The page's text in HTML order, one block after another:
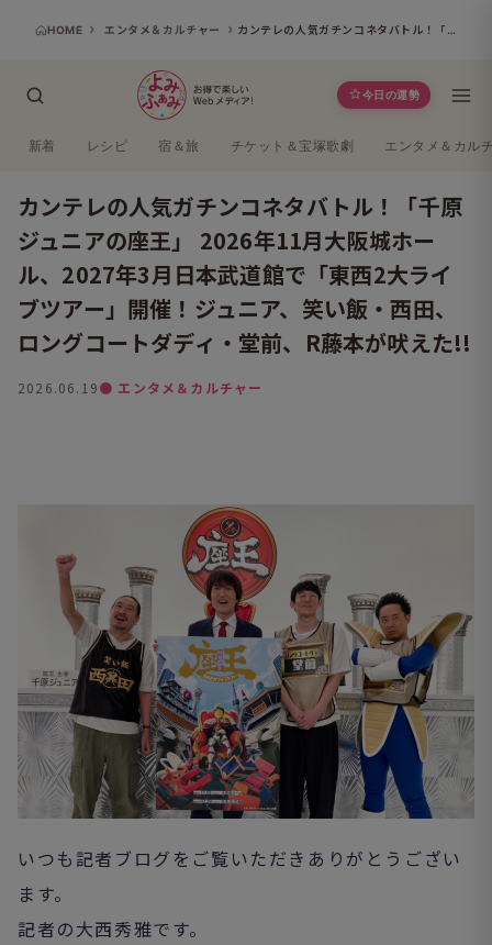
HOME エンタメ＆カルチャー カンテレの人気ガチンコネタバトル！「千原ジュニアの座王」 2026年11月大阪城ホール、2027年3月日本武道館で「東西2大ライブツアー」開催！ジュニア、笑い飯・西田、ロングコートダディ・堂前、R藤本が吠えた!!
今日の運勢
新着 レシピ 宿＆旅 チケット＆宝塚歌劇 エンタメ＆カル
カンテレの人気ガチンコネタバトル！「千原
ジュニアの座王」 2026年11月大阪城ホー
ル、2027年3月日本武道館で「東西2大ライ
ブツアー」開催！ジュニア、笑い飯・西田、
ロングコートダディ・堂前、R藤本が吠えた!!
2026.06.19● エンタメ＆カルチャー
いつも記者ブログをご覧いただきありがとうござい
ます。
記者の大西秀雅です。